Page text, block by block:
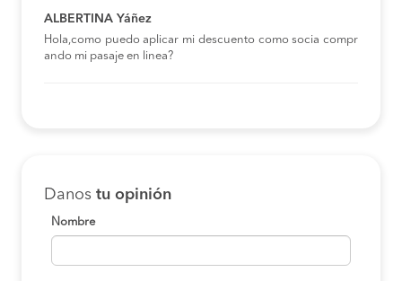
ALBERTINA Yáñez
Hola,como puedo aplicar mi descuento como socia compr
ando mi pasaje en linea?
Danos tu opinión
Nombre